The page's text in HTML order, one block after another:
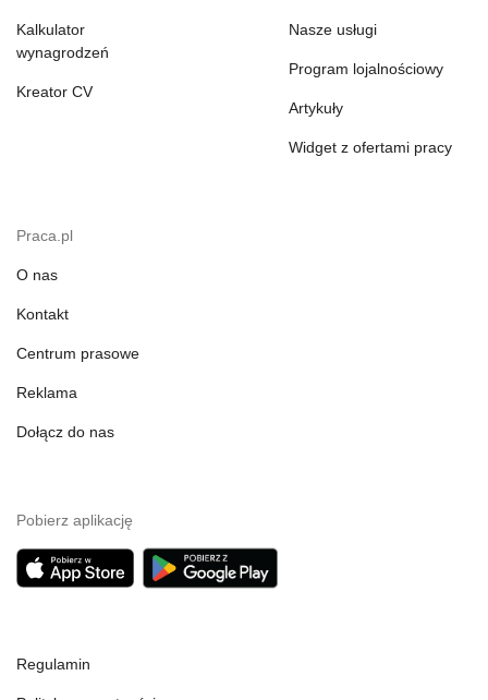
Kalkulator
wynagrodzeń
Kreator CV
Nasze usługi
Program lojalnościowy
Artykuły
Widget z ofertami pracy
Praca.pl
O nas
Kontakt
Centrum prasowe
Reklama
Dołącz do nas
Pobierz aplikację
Regulamin